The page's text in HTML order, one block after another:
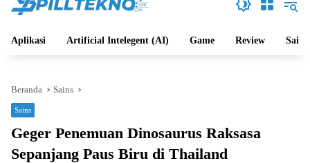
Aplikasi Artificial Intelegent (AI) Game Review Sains
Beranda Sains
Sains
Geger Penemuan Dinosaurus Raksasa
Sepanjang Paus Biru di Thailand